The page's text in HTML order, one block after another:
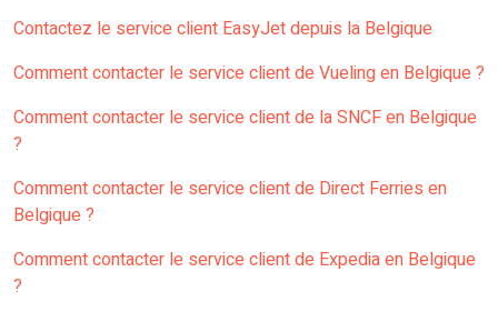
Contactez le service client EasyJet depuis la Belgique
Comment contacter le service client de Vueling en Belgique ?
Comment contacter le service client de la SNCF en Belgique
?
Comment contacter le service client de Direct Ferries en
Belgique ?
Comment contacter le service client de Expedia en Belgique
?